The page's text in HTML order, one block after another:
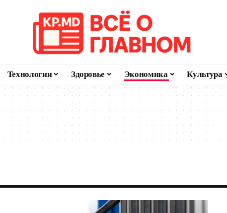
Технологии Здоровье Экономика Культура